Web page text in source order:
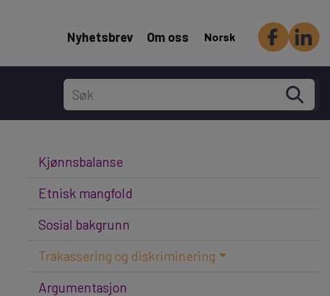
Header Secondary menu
Nyhetsbrev Om oss Norsk
Hovedmeny
Kjønnsbalanse
Etnisk mangfold
Sosial bakgrunn
Trakassering og diskriminering
Argumentasjon